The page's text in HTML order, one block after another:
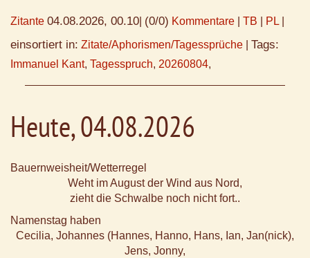
Zitante 04.08.2026, 00.10 (0/0) Kommentare TB PL
einsortiert in: Zitate/Aphorismen/Tagessprüche Tags:
Immanuel Kant, Tagesspruch, 20260804,
Heute, 04.08.2026
Bauernweisheit/Wetterregel
Weht im August der Wind aus Nord,
zieht die Schwalbe noch nicht fort..
Namenstag haben
Cecilia, Johannes (Hannes, Hanno, Hans, Ian, Jan(nick),
Jens, Jonny,